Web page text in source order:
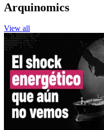
Arquinomics
View all